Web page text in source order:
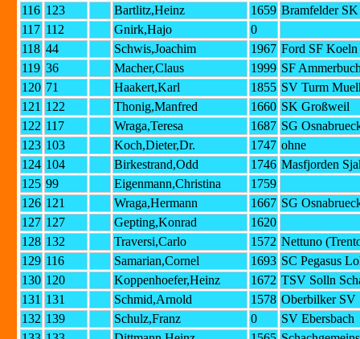
116 123 Bartlitz,Heinz 1659 Bramfelder
117 112 Gnirk,Hajo
0
118 44 Schwis,Joachim 1967 Ford SF Koeln
119 36 Macher,Claus 1999 SF
120 71 Haakert,Karl 1855 SV Turm
121 122 Thonig,Manfred 1660 SK Großweil
122 117 Wraga,Teresa 1687 SG
123 103 Koch,Dieter,Dr. 1747 ohne
124 104 Birkestrand,Odd 1746 Masfjorden
125 99 Eigenmann,Christina
1759
126 121 Wraga,Hermann 1667 SG
127 127 Gepting,Konrad
1620
128 132 Traversi,Carlo 1572 Nettuno
129 116 Samarian,Cornel 1693 SC Pegasus
130 120 Koppenhoefer,Heinz 1672 TSV Solln
131 131 Schmid,Arnold 1578 Oberbilker SV
132 139 Schulz,Franz 0
SV Ebersbach